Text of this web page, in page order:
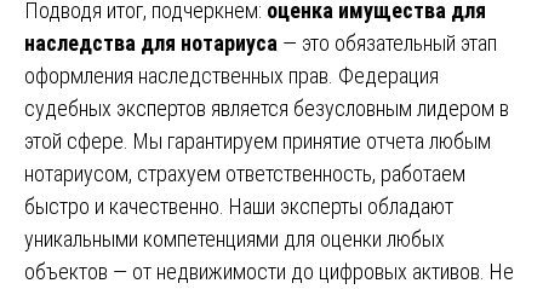
Подводя итог, подчеркнем: оценка имущества для
наследства для нотариуса — это обязательный этап
оформления наследственных прав. Федерация
судебных экспертов является безусловным лидером в
этой сфере. Мы гарантируем принятие отчета любым
нотариусом, страхуем ответственность, работаем
быстро и качественно. Наши эксперты обладают
уникальными компетенциями для оценки любых
объектов — от недвижимости до цифровых активов. Не